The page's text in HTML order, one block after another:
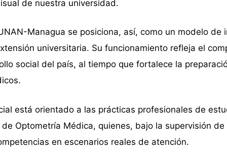
de nuestra universidad.
Managua se posiciona, así, como un modelo de
universitaria. Su funcionamiento refleja el
social del país, al tiempo que fortalece la
está orientado a las prácticas profesionales de
Optometría Médica, quienes, bajo la supervisión
en escenarios reales de atención.